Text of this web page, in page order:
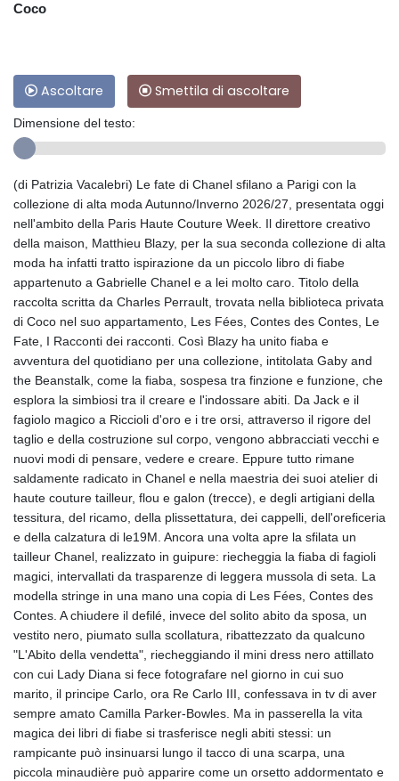
Coco
Ascoltare Smettila di ascoltare
Dimensione del testo:
(di Patrizia Vacalebri) Le fate di Chanel sfilano a Parigi con la
collezione di alta moda Autunno/Inverno 2026/27, presentata oggi
nell'ambito della Paris Haute Couture Week. Il direttore creativo
della maison, Matthieu Blazy, per la sua seconda collezione di alta
moda ha infatti tratto ispirazione da un piccolo libro di fiabe
appartenuto a Gabrielle Chanel e a lei molto caro. Titolo della
raccolta scritta da Charles Perrault, trovata nella biblioteca privata
di Coco nel suo appartamento, Les Fées, Contes des Contes, Le
Fate, I Racconti dei racconti. Così Blazy ha unito fiaba e
avventura del quotidiano per una collezione, intitolata Gaby and
the Beanstalk, come la fiaba, sospesa tra finzione e funzione, che
esplora la simbiosi tra il creare e l'indossare abiti. Da Jack e il
fagiolo magico a Riccioli d'oro e i tre orsi, attraverso il rigore del
taglio e della costruzione sul corpo, vengono abbracciati vecchi e
nuovi modi di pensare, vedere e creare. Eppure tutto rimane
saldamente radicato in Chanel e nella maestria dei suoi atelier di
haute couture tailleur, flou e galon (trecce), e degli artigiani della
tessitura, del ricamo, della plissettatura, dei cappelli, dell'oreficeria
e della calzatura di le19M. Ancora una volta apre la sfilata un
tailleur Chanel, realizzato in guipure: riecheggia la fiaba di fagioli
magici, intervallati da trasparenze di leggera mussola di seta. La
modella stringe in una mano una copia di Les Fées, Contes des
Contes. A chiudere il defilé, invece del solito abito da sposa, un
vestito nero, piumato sulla scollatura, ribattezzato da qualcuno
"L'Abito della vendetta", riecheggiando il mini dress nero attillato
con cui Lady Diana si fece fotografare nel giorno in cui suo
marito, il principe Carlo, ora Re Carlo III, confessava in tv di aver
sempre amato Camilla Parker-Bowles. Ma in passerella la vita
magica dei libri di fiabe si trasferisce negli abiti stessi: un
rampicante può insinuarsi lungo il tacco di una scarpa, una
piccola minaudière può apparire come un orsetto addormentato e